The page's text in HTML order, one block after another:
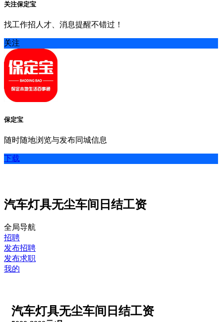
关注保定宝
找工作招人才、消息提醒不错过！
关注
保定宝
随时随地浏览与发布同城信息
下载
汽车灯具无尘车间日结工资
全局导航
招聘
发布招聘
发布求职
我的
汽车灯具无尘车间日结工资